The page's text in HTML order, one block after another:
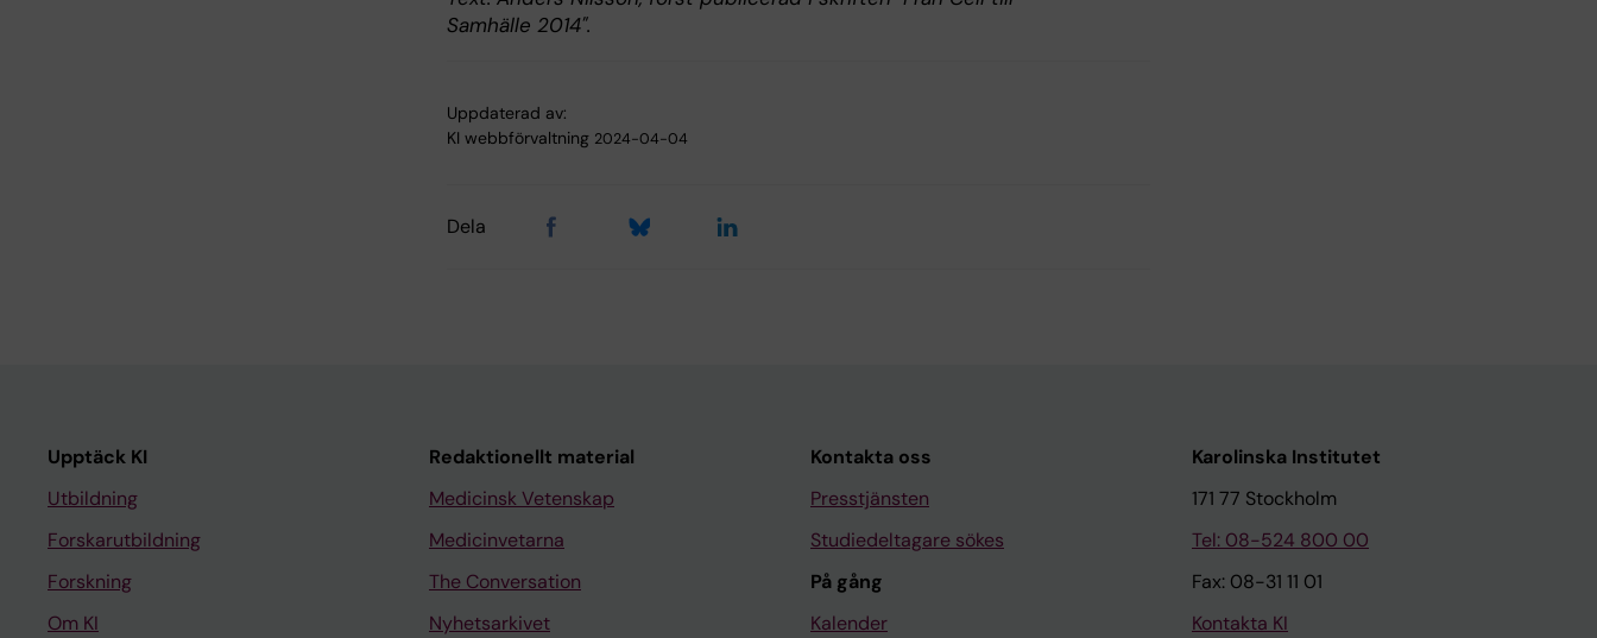
Samhälle 2014".
Uppdaterad av:
KI webbförvaltning 2024-04-04
Dela
Upptäck KI
Utbildning
Forskarutbildning
Forskning
Om KI
Redaktionellt material
Medicinsk Vetenskap
Medicinvetarna
The Conversation
Nyhetsarkivet
Kontakta oss
Presstjänsten
Studiedeltagare sökes
På gång
Kalender
Karolinska Institutet
171 77 Stockholm
Tel: 08-524 800 00
Fax: 08-31 11 01
Kontakta KI